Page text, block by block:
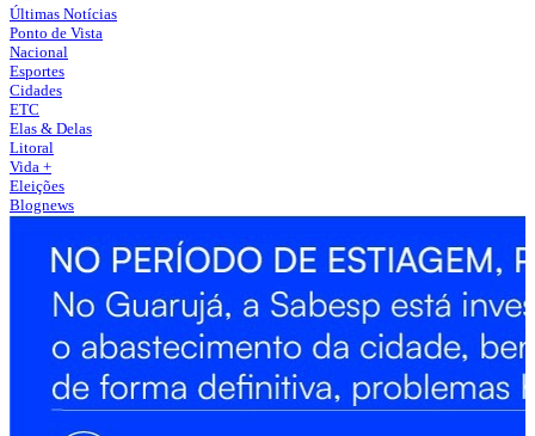
Últimas Notícias
Ponto de Vista
Nacional
Esportes
Cidades
ETC
Elas & Delas
Litoral
Vida +
Eleições
Blognews